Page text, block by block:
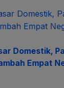
Domestik,
Empat